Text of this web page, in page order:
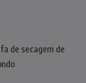
de secagem de